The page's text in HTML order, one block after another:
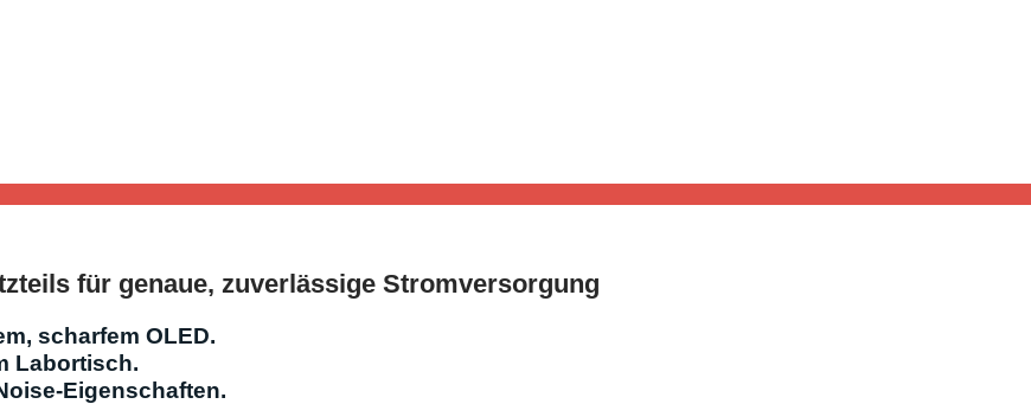
für genaue, zuverlässige Stromversorgung
scharfem OLED.
Labortisch.
Eigenschaften.